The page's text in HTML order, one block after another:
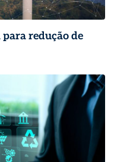
redução de